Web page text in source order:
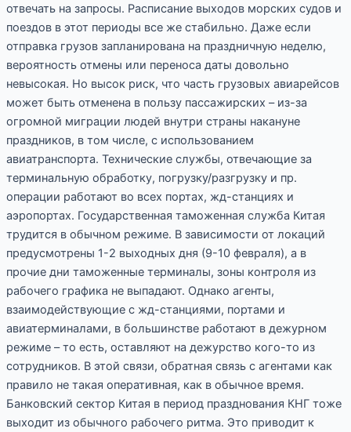
отвечать на запросы. Расписание выходов морских судов и
поездов в этот периоды все же стабильно. Даже если
отправка грузов запланирована на праздничную неделю,
вероятность отмены или переноса даты довольно
невысокая. Но высок риск, что часть грузовых авиарейсов
может быть отменена в пользу пассажирских – из-за
огромной миграции людей внутри страны накануне
праздников, в том числе, с использованием
авиатранспорта. Технические службы, отвечающие за
терминальную обработку, погрузку/разгрузку и пр.
операции работают во всех портах, жд-станциях и
аэропортах. Государственная таможенная служба Китая
трудится в обычном режиме. В зависимости от локаций
предусмотрены 1-2 выходных дня (9-10 февраля), а в
прочие дни таможенные терминалы, зоны контроля из
рабочего графика не выпадают. Однако агенты,
взаимодействующие с жд-станциями, портами и
авиатерминалами, в большинстве работают в дежурном
режиме – то есть, оставляют на дежурство кого-то из
сотрудников. В этой связи, обратная связь с агентами как
правило не такая оперативная, как в обычное время.
Банковский сектор Китая в период празднования КНГ тоже
выходит из обычного рабочего ритма. Это приводит к